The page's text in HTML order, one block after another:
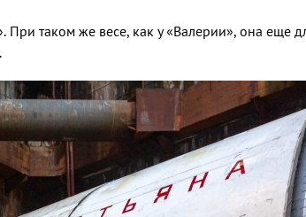
таком же весе, как у «Валерии», она еще